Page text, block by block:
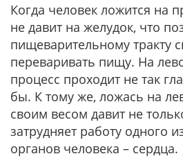
Когда человек ложится на
не давит на желудок, что
пищеварительному тракту
переваривать пищу. На
процесс проходит не так
бы. К тому же, ложась на
своим весом давит не
затрудняет работу одного
органов человека – сердца.